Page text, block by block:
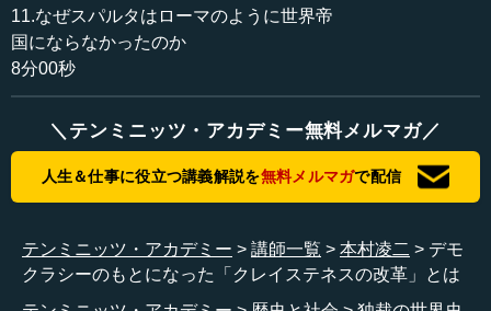
を、ペルシア側に平気で教えてしまいます。それが「マラ
トンの上陸」の手引きになります。
しれませんが、そういう大きな情報を平気で敵側に漏ら
す。これはペルシア側の話なので、ギリシア側のペルシア
戦争の記録ではヒッピアスの話はあまり出てきませんが、
―― 年代を見ると、本当に激動の様相を呈しています
ね。ペイシストラトスが亡くなったのが紀元前の528年～7
11.なぜスパルタはローマのように世界帝
国にならなかったのか
8分00秒
＼テンミニッツ・アカデミー無料メルマガ／
人生＆仕事に役立つ講義解説を無料メルマガで配信
テンミニッツ・アカデミー 講師一覧 本村凌二
デモ
クラシーのもとになった「クレイステネスの改革」とは